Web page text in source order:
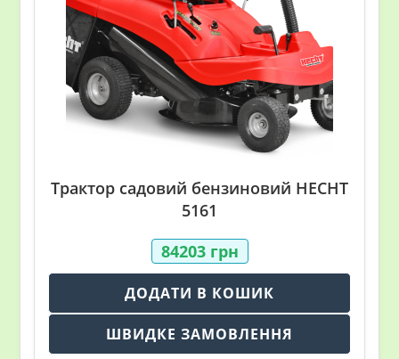
Трактор садовий бензиновий HECHT
5161
84203 грн
ДОДАТИ В КОШИК
ШВИДКЕ ЗАМОВЛЕННЯ